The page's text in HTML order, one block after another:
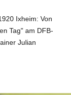
Ixheim: Von
Tag" am DFB-
Julian